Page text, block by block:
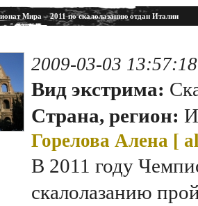
Мира – 2011 по скалолазанию отдан Италии
2009-03-03 13:57:18
Вид экстрима:
Страна, регион:
Горелова Алена [
В 2011 году
скалолазанию